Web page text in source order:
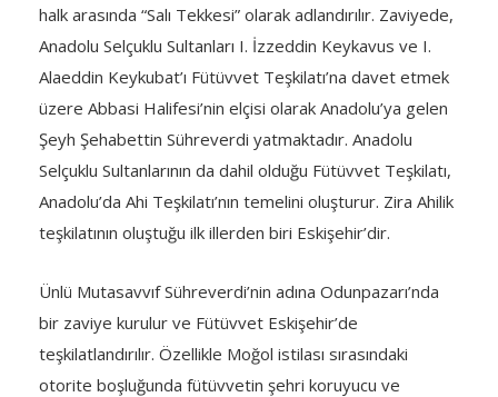
halk arasında “Salı Tekkesi” olarak adlandırılır. Zaviyede,
Anadolu Selçuklu Sultanları I. İzzeddin Keykavus ve I.
Alaeddin Keykubat’ı Fütüvvet Teşkilatı’na davet etmek
üzere Abbasi Halifesi’nin elçisi olarak Anadolu’ya gelen
Şeyh Şehabettin Sühreverdi yatmaktadır. Anadolu
Selçuklu Sultanlarının da dahil olduğu Fütüvvet Teşkilatı,
Anadolu’da Ahi Teşkilatı’nın temelini oluşturur. Zira Ahilik
teşkilatının oluştuğu ilk illerden biri Eskişehir’dir.
Ünlü Mutasavvıf Sühreverdi’nin adına Odunpazarı’nda
bir zaviye kurulur ve Fütüvvet Eskişehir’de
teşkilatlandırılır. Özellikle Moğol istilası sırasındaki
otorite boşluğunda fütüvvetin şehri koruyucu ve